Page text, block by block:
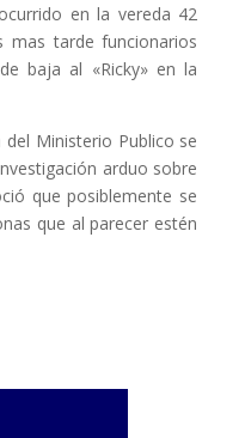
en la vereda 42
mas tarde funcionarios
baja al «Ricky» en la
del Ministerio Publico se
arduo sobre
que posiblemente se
que al parecer estén